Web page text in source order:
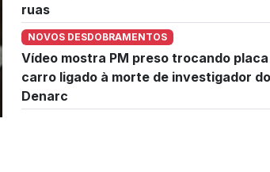
ruas
NOVOS DESDOBRAMENTOS
Vídeo mostra PM preso trocando
carro ligado à morte de investigador do
Denarc